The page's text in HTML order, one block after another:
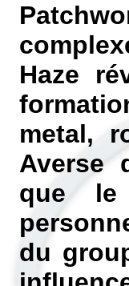
Haze
metal,
Averse
que le
du